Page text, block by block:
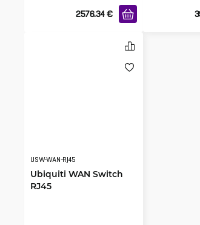
2576.34 €
USW-WAN-RJ45
Ubiquiti WAN Switch
RJ45